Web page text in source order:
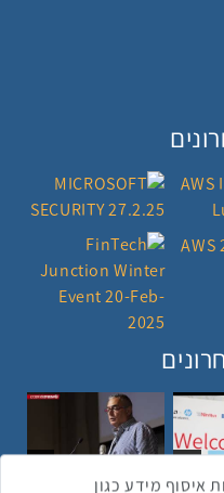
2:33
1:43
איסוף מידע כגון